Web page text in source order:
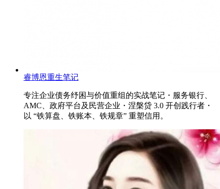
睿博恩重生笔记
专注企业债务纾困与价值重组的实战笔记・服务银行、
AMC、政府平台及民营企业・涅槃贷 3.0 开创践行者・
以 “铁算盘、铁账本、铁规章” 重塑信用。